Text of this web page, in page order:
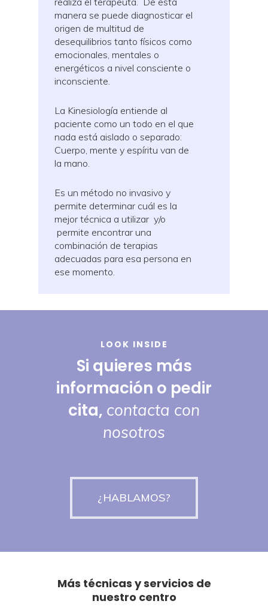
manera se puede diagnosticar el
origen de multitud de
desequilibrios tanto físicos como
emocionales, mentales o
energéticos a nivel consciente o
inconsciente.
La Kinesiología entiende al
paciente como un todo en el que
nada está aislado o separado:
Cuerpo, mente y espíritu van de
la mano.
Es un método no invasivo y
permite determinar cuál es la
mejor técnica a utilizar y/o
permite encontrar una
combinación de terapias
adecuadas para esa persona en
ese momento.
LOOK INSIDE
Si quieres más
información o pedir
cita, contacta con
nosotros
¿HABLAMOS?
Más técnicas y servicios de
nuestro centro